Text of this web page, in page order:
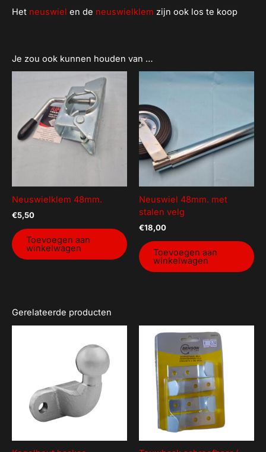
Het neuswiel en de neuswielklem zijn ook los te koop
Je zou ook kunnen houden van …
Neuswielklem 48mm.
€5,50
Toevoegen aan
winkelwagen
Neuswiel 48mm. met
stalen velg
€18,00
Toevoegen aan
winkelwagen
Gerelateerde producten